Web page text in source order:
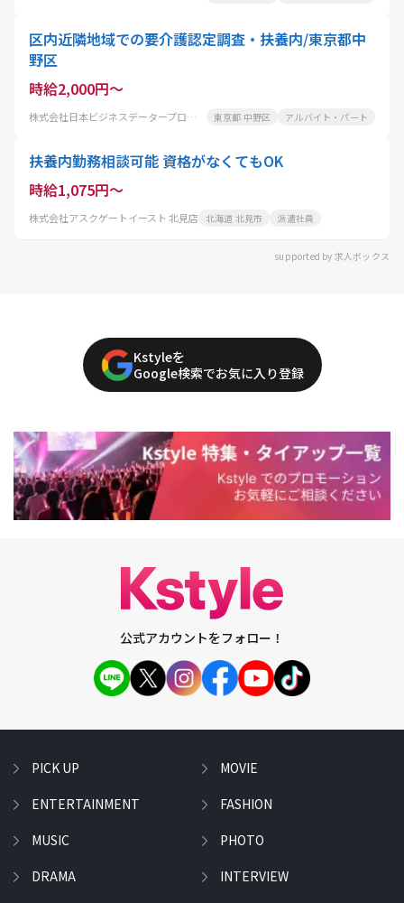
区内近隣地域での要介護認定調査・扶養内/東京都中
野区
時給2,000円～
株式会社日本ビジネスデータープロセシングセンター 東京都 中野区 アルバイト・パート
扶養内勤務相談可能 資格がなくてもOK
時給1,075円～
株式会社アスクゲートイースト 北見店 北海道 北見市 派遣社員
supported by 求人ボックス
Kstyleを
Google検索でお気に入り登録
公式アカウントをフォロー！
PICK UP
ENTERTAINMENT
MUSIC
DRAMA
MOVIE
FASHION
PHOTO
INTERVIEW